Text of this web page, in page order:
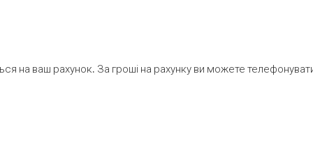
на ваш рахунок. За гроші на рахунку ви можете телефонувати